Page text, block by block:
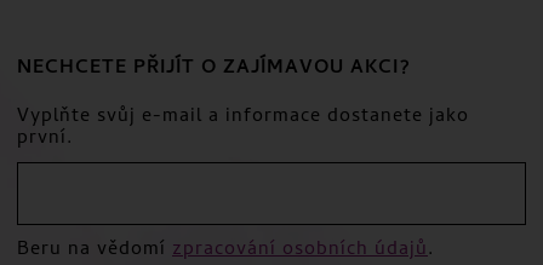
NECHCETE PŘIJÍT O ZAJÍMAVOU AKCI?
Vyplňte svůj e-mail a informace dostanete jako
první.
Beru na vědomí zpracování osobních údajů.